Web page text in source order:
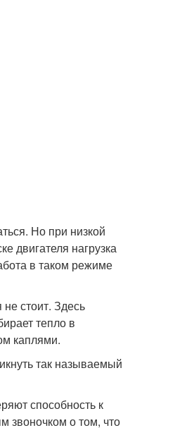
Но при низкой
двигателя нагрузка
в таком режиме
стоит. Здесь
тепло в
каплями.
так называемый
способность к
звоночком о том, что